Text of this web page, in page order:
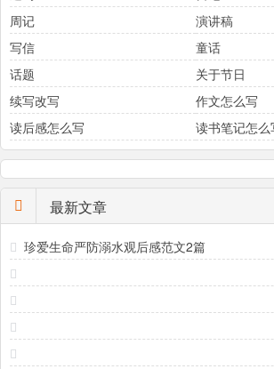
周记
演讲稿
写信
童话
话题
关于节日
续写改写
作文怎么写
读后感怎么写
读书笔记怎么
最新文章
珍爱生命严防溺水观后感范文2篇